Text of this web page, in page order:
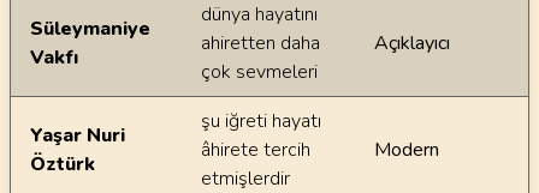
Süleymaniye
Vakfı
dünya hayatını
ahiretten daha
çok sevmeleri
Açıklayıcı
Yaşar Nuri
Öztürk
şu iğreti hayatı
âhirete tercih
etmişlerdir
Modern